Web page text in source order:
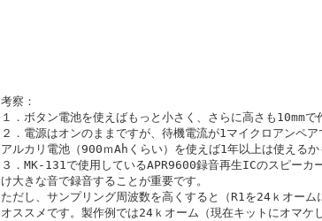
考察：
１．ボタン電池を使えばもっと小さく、さらに高さも10mmで
２．電源はオンのままですが、待機電流が1マイクロアンペ
アルカリ電池（900ｍAhくらい）を使えば1年以上は使えるか
３．MK-131で使用しているAPR9600録音再生ICのスピーカ
け大きな音で録音することが重要です。
ただし、サンプリング周波数を高くすると（R1を24ｋオーム
オススメです。製作例では24ｋオーム（現在キットにオマケ